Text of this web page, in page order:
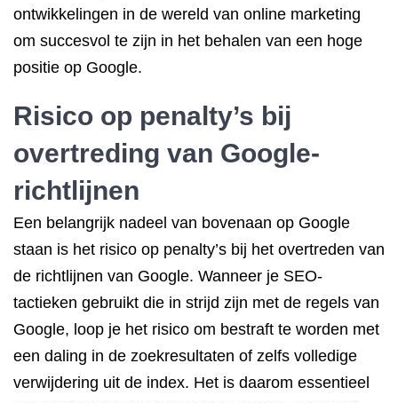
ontwikkelingen in de wereld van online marketing
om succesvol te zijn in het behalen van een hoge
positie op Google.
Risico op penalty’s bij
overtreding van Google-
richtlijnen
Een belangrijk nadeel van bovenaan op Google
staan is het risico op penalty’s bij het overtreden van
de richtlijnen van Google. Wanneer je SEO-
tactieken gebruikt die in strijd zijn met de regels van
Google, loop je het risico om bestraft te worden met
een daling in de zoekresultaten of zelfs volledige
verwijdering uit de index. Het is daarom essentieel